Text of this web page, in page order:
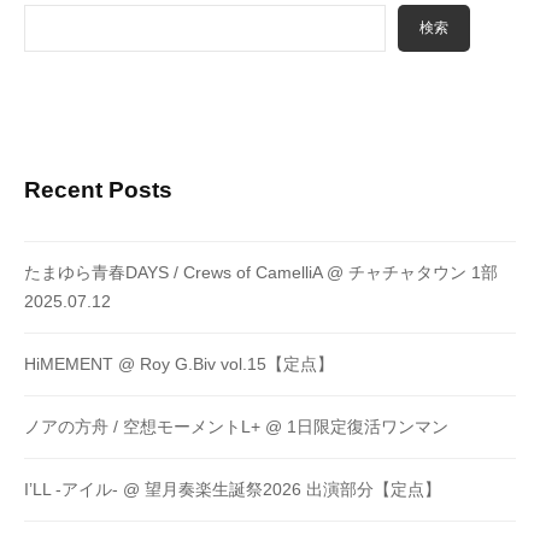
検索
Recent Posts
たまゆら青春DAYS / Crews of CamelliA @ チャチャタウン 1部
2025.07.12
HiMEMENT @ Roy G.Biv vol.15【定点】
ノアの方舟 / 空想モーメントL+ @ 1日限定復活ワンマン
I’LL -アイル- @ 望月奏楽生誕祭2026 出演部分【定点】